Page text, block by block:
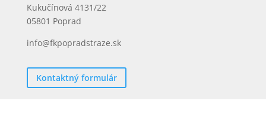
Kukučínová 4131/22
05801 Poprad
info@fkpopradstraze.sk
Kontaktný formulár